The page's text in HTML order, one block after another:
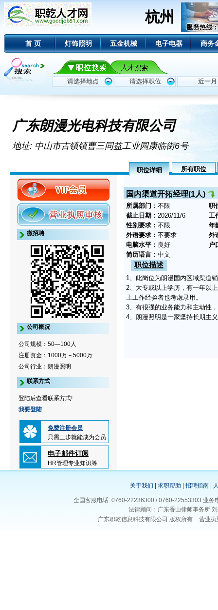
杭州
首 页 灯饰照明 五金机械 电子电器 商务
广东朗漫光电科技有限公司
地址: 中山市古镇镇曹三同益工业园康临街6号
职位详细 所有职位
微招聘
公司概况
公司规模：50—100人
注册资金：1000万－5000万
公司行业：朗漫照明
联系方式
登陆后查看联系方式!
我要登陆
免费注册会员
只需三步就能成为会员
电子邮件订阅
HR管理专业知识等
国内渠道开拓经理(1人)
所属部门 ：不限
职
截止日期： 2026/11/6
工
性别要求： 不限
年
外语要求： 不要求
外
电脑水平： 良好
户
简历语言： 中文
职位描述
1、此岗位为朗漫国内区域渠道
2、大专或以上学历，有一年以
上工作经验者也考虑录用。
3、有很强的业务能力和主动性
4、朗漫照明是一家坚持长期主
关于我们 求职帮助 招聘指南
全国客服电话: 0760-22236300 / 0760-22553303 业
法律顾问：广东香山律师事务所
广东职乾信息科技有限公司 版权所有
营业执